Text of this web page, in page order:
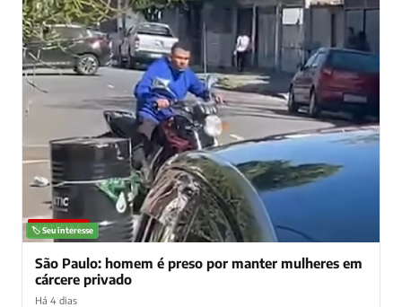
NOTÍCIAS
🏷️ Seu interesse
São Paulo: homem é preso por manter mulheres em
cárcere privado
Há 4 dias